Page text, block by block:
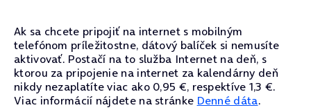
Ak sa chcete pripojiť na internet s mobilným
telefónom príležitostne, dátový balíček si nemusíte
aktivovať. Postačí na to služba Internet na deň, s
ktorou za pripojenie na internet za kalendárny deň
nikdy nezaplatíte viac ako 0,95 €, respektíve 1,3 €.
Viac informácií nájdete na stránke Denné dáta.